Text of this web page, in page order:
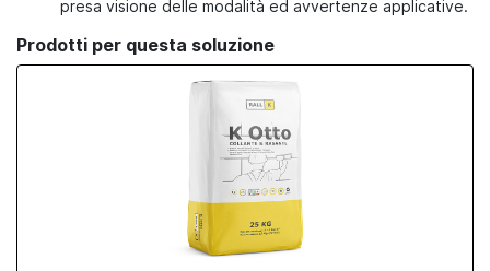
presa visione delle modalità ed avvertenze applicative.
Prodotti per questa soluzione